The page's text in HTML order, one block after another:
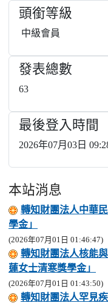
頭銜等級
中級會員
發表總數
63
最後登入時間
2026年07月03日
本站消息
轉知財團法人中華
學金」
(2026年07月01日 01:46:47)
轉知財團法人核能
蓮女士清寒獎學金」
(2026年07月01日 01:43:50)
轉知財團法人罕見